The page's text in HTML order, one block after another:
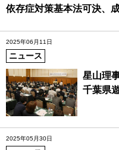
依存症対策基本法可決、
2025年06月11日
ニュース
星山理
千葉県
2025年05月30日